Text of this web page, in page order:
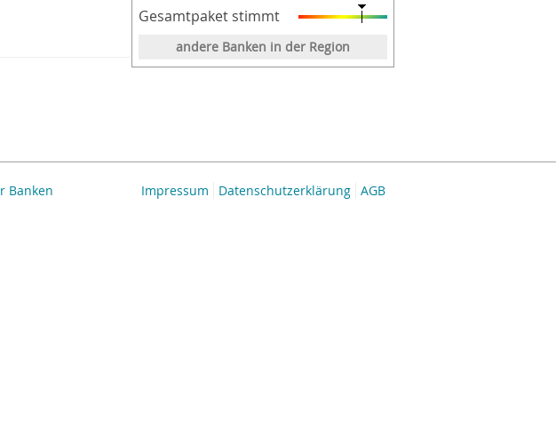
Gesamtpaket stimmt
andere Banken in der Region
AGB
Datenschutzerklärung
Impressum
Banken